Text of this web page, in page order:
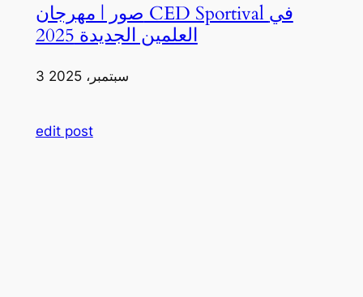
صور | مهرجان CED Sportival في
العلمين الجديدة 2025
3 سبتمبر، 2025
edit post